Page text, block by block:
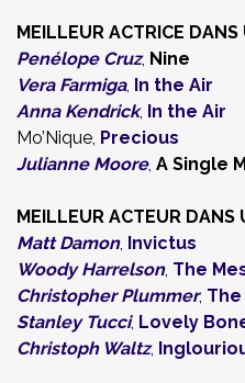
MEILLEUR ACTRICE
Penélope Cruz, Nine
Vera Farmiga, In the Air
Anna Kendrick, In the Air
Mo’Nique, Precious
Julianne Moore, A Single
MEILLEUR ACTEUR DANS
Matt Damon, Invictus
Woody Harrelson, The
Christopher Plummer,
Stanley Tucci, Lovely
Christoph Waltz,